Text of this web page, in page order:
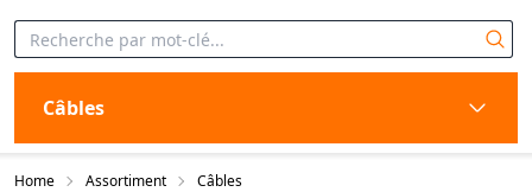
Câbles
Home Assortiment Câbles